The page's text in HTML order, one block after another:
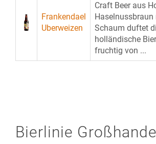
Bierlinie Großhandel
Frankendael
Uberweizen
Craft Beer aus
Schaum duftet
holländische
fruchtig von ...